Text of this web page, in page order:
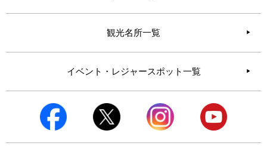
観光名所一覧
イベント・レジャースポット一覧